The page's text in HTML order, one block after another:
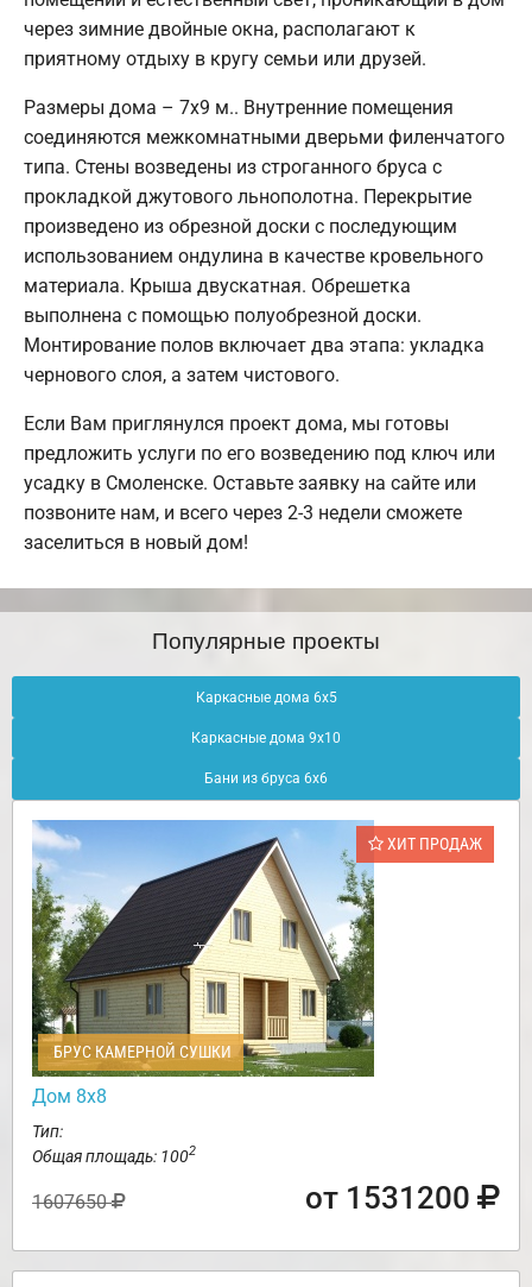
через зимние двойные окна, располагают к
приятному отдыху в кругу семьи или друзей.
Размеры дома – 7х9 м.. Внутренние помещения
соединяются межкомнатными дверьми филенчатого
типа. Стены возведены из строганного бруса с
прокладкой джутового льнополотна. Перекрытие
произведено из обрезной доски с последующим
использованием ондулина в качестве кровельного
материала. Крыша двускатная. Обрешетка
выполнена с помощью полуобрезной доски.
Монтирование полов включает два этапа: укладка
чернового слоя, а затем чистового.
Если Вам приглянулся проект дома, мы готовы
предложить услуги по его возведению под ключ или
усадку в Смоленске. Оставьте заявку на сайте или
позвоните нам, и всего через 2-3 недели сможете
заселиться в новый дом!
Популярные проекты
Каркасные дома 6х5
Каркасные дома 9х10
Бани из бруса 6х6
ХИТ ПРОДАЖ
БРУС КАМЕРНОЙ СУШКИ
Дом 8х8
Тип:
Общая площадь: 1002
1607650 от 1531200